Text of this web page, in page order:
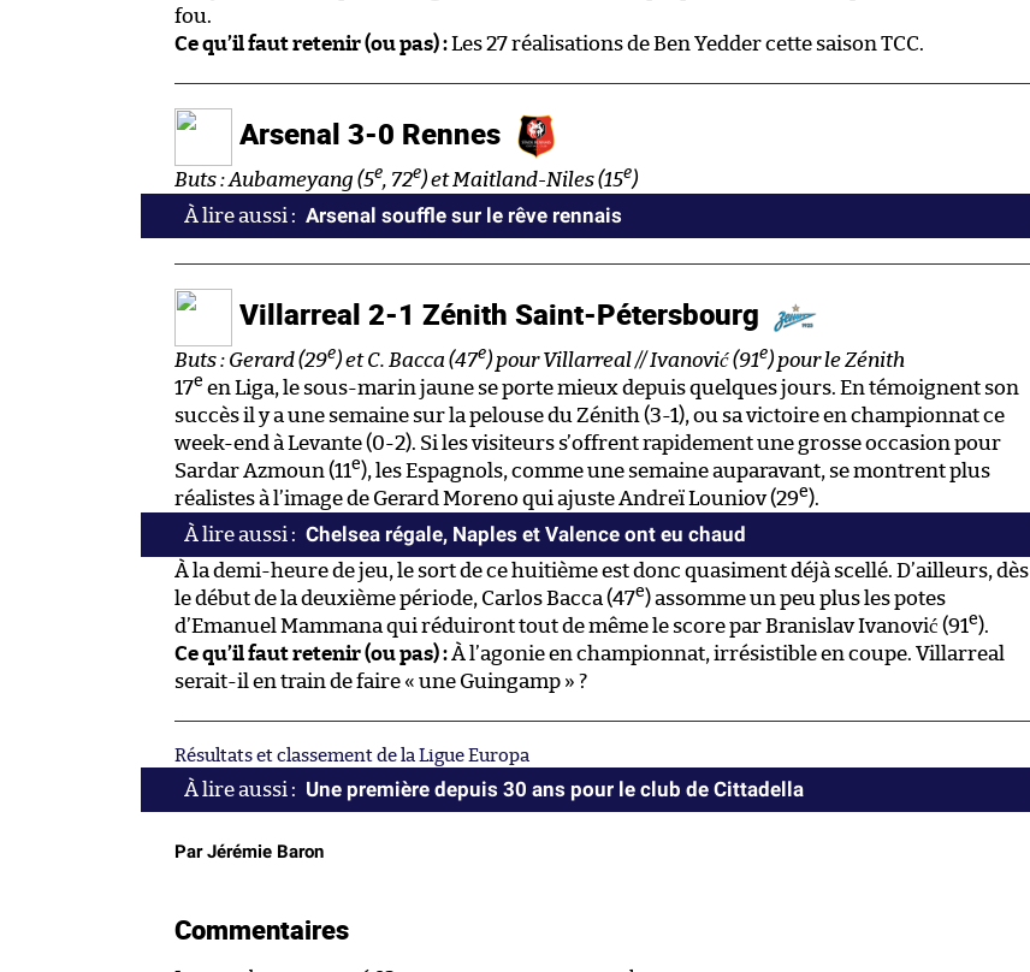
fou.
Ce qu’il faut retenir (ou pas) :Les 27 réalisations de Ben Yedder cette saison TCC.
Arsenal 3-0 Rennes
Buts : Aubameyang (5e, 72e) et Maitland-Niles (15e)
Arsenal souffle sur le rêve rennais
Villarreal 2-1 Zénith Saint-Pétersbourg
Buts : Gerard (29e) et C. Bacca (47e) pour Villarreal // Ivanović (91e) pour le Zénith
17e en Liga, le sous-marin jaune se porte mieux depuis quelques jours. En témoignent son
succès il y a une semaine sur la pelouse du Zénith (3-1), ou sa victoire en championnat ce
week-end à Levante (0-2). Si les visiteurs s’offrent rapidement une grosse occasion pour
Sardar Azmoun (11e), les Espagnols, comme une semaine auparavant, se montrent plus
réalistes à l’image de Gerard Moreno qui ajuste Andreï Louniov (29e).
Chelsea régale, Naples et Valence ont eu chaud
À la demi-heure de jeu, le sort de ce huitième est donc quasiment déjà scellé. D’ailleurs, dès
le début de la deuxième période, Carlos Bacca (47e) assomme un peu plus les potes
d’Emanuel Mammana qui réduiront tout de même le score par Branislav Ivanović (91e).
Ce qu’il faut retenir (ou pas) :À l’agonie en championnat, irrésistible en coupe. Villarreal
serait-il en train de faire « une Guingamp » ?
Résultats et classement de la Ligue Europa
Une première depuis 30 ans pour le club de Cittadella
Par Jérémie Baron
Commentaires